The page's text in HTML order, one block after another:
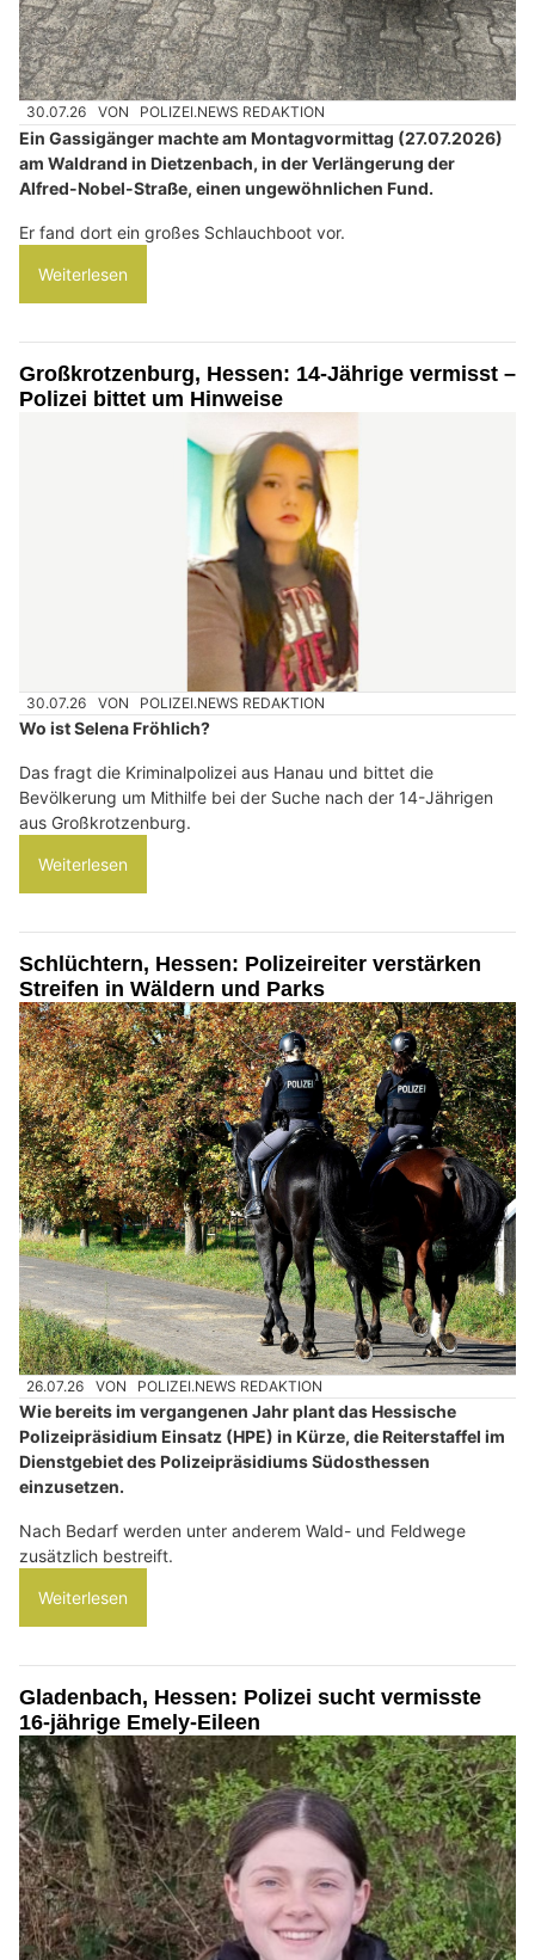
30.07.26 VON POLIZEI.NEWS REDAKTION
Ein Gassigänger machte am Montagvormittag (27.07.2026)
am Waldrand in Dietzenbach, in der Verlängerung der
Alfred-Nobel-Straße, einen ungewöhnlichen Fund.
Er fand dort ein großes Schlauchboot vor.
Weiterlesen
Großkrotzenburg, Hessen: 14-Jährige vermisst –
Polizei bittet um Hinweise
30.07.26 VON POLIZEI.NEWS REDAKTION
Wo ist Selena Fröhlich?
Das fragt die Kriminalpolizei aus Hanau und bittet die
Bevölkerung um Mithilfe bei der Suche nach der 14-Jährigen
aus Großkrotzenburg.
Weiterlesen
Schlüchtern, Hessen: Polizeireiter verstärken
Streifen in Wäldern und Parks
26.07.26 VON POLIZEI.NEWS REDAKTION
Wie bereits im vergangenen Jahr plant das Hessische
Polizeipräsidium Einsatz (HPE) in Kürze, die Reiterstaffel im
Dienstgebiet des Polizeipräsidiums Südosthessen
einzusetzen.
Nach Bedarf werden unter anderem Wald- und Feldwege
zusätzlich bestreift.
Weiterlesen
Gladenbach, Hessen: Polizei sucht vermisste
16-jährige Emely-Eileen